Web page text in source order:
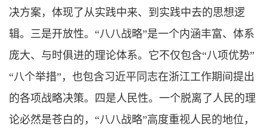
决方案，体现了从实践中来、到实践中去的思想逻
辑。三是开放性。“八八战略”是一个内涵丰富、体系
庞大、与时俱进的理论体系。它不仅包含“八项优势”
“八个举措”，也包含习近平同志在浙江工作期间提出
的各项战略决策。四是人民性。一个脱离了人民的理
论必然是苍白的，“八八战略”高度重视人民的地位，